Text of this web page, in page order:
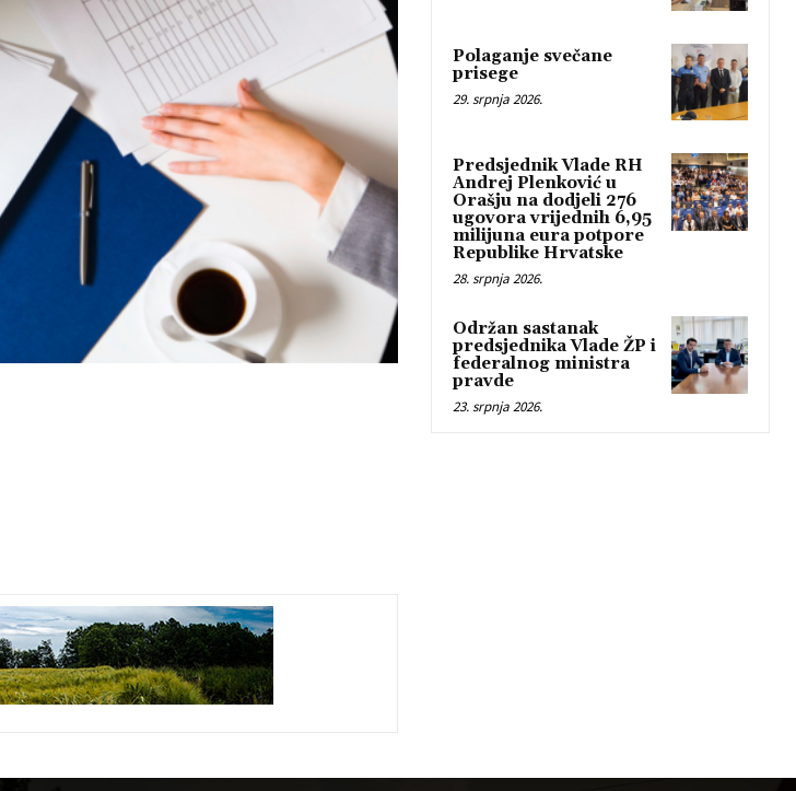
Polaganje svečane
prisege
29. srpnja 2026.
Predsjednik Vlade RH
Andrej Plenković u
Orašju na dodjeli 276
ugovora vrijednih 6,95
milijuna eura potpore
Republike Hrvatske
28. srpnja 2026.
Održan sastanak
predsjednika Vlade ŽP i
federalnog ministra
pravde
23. srpnja 2026.